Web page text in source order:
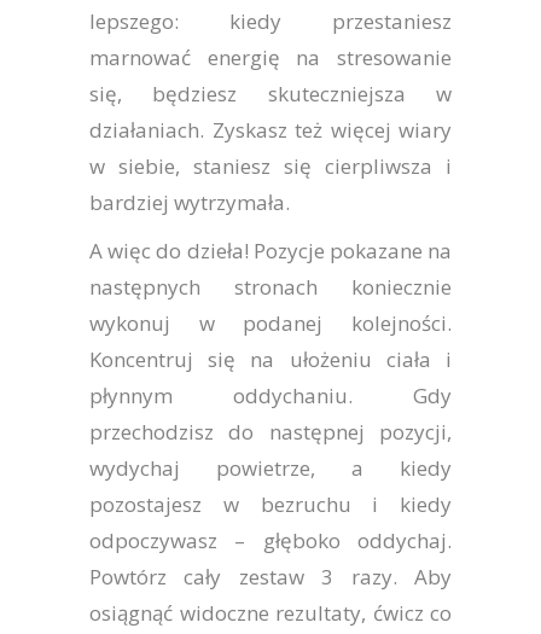
lepszego: kiedy przestaniesz
marnować energię na stresowanie
się, będziesz skuteczniejsza w
działaniach. Zyskasz też więcej wiary
w siebie, staniesz się cierpliwsza i
bardziej wytrzymała.
A więc do dzieła! Pozycje pokazane na
następnych stronach koniecznie
wykonuj w podanej kolejności.
Koncentruj się na ułożeniu ciała i
płynnym oddychaniu. Gdy
przechodzisz do następnej pozycji,
wydychaj powietrze, a kiedy
pozostajesz w bezruchu i kiedy
odpoczywasz – głęboko oddychaj.
Powtórz cały zestaw 3 razy. Aby
osiągnąć widoczne rezultaty, ćwicz co